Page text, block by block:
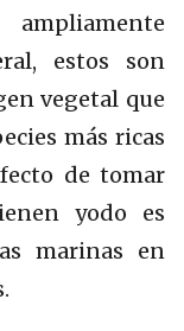
estos son
vegetal que
más ricas
de tomar
yodo es
marinas en